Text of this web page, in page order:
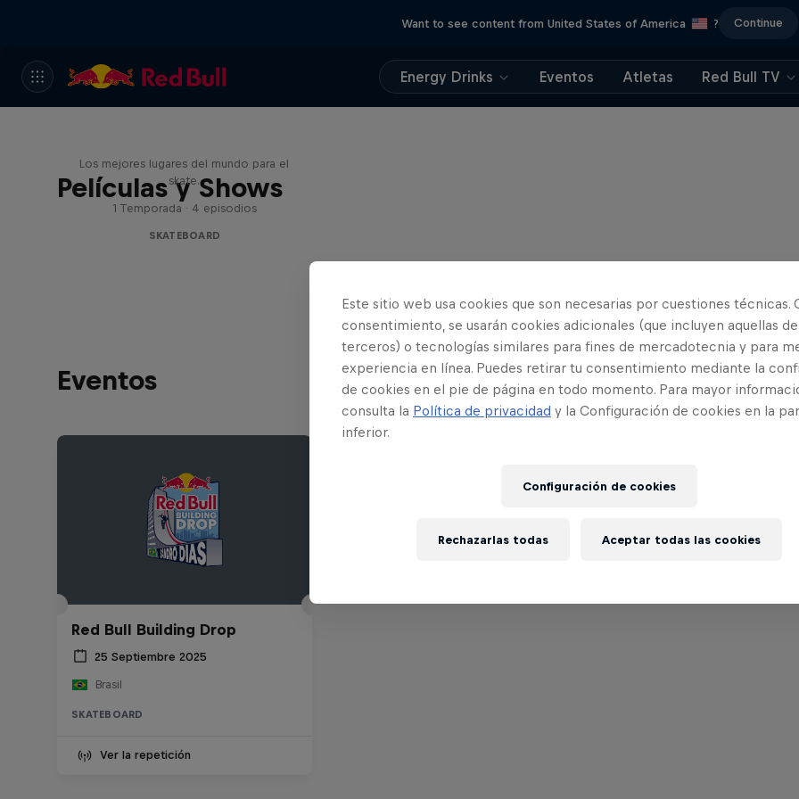
Want to see content from United States of America ? Continue
Energy Drinks Eventos Atletas Red Bull TV
Películas y Shows
Los mejores lugares del mundo para el
skate.
1 Temporada · 4 episodios
SKATEBOARD
Eventos
Red Bull Building Drop
25 Septiembre 2025
Brasil
SKATEBOARD
Ver la repetición
Este sitio web usa cookies que son necesarias por cuestiones técnicas.
consentimiento, se usarán cookies adicionales (que incluyen aquellas de
terceros) o tecnologías similares para fines de mercadotecnia y para
experiencia en línea. Puedes retirar tu consentimiento mediante la
de cookies en el pie de página en todo momento. Para mayor
consulta la Política de privacidad y la Configuración de cookies en la
inferior.
Configuración de cookies
Rechazarlas todas Aceptar todas las cookies